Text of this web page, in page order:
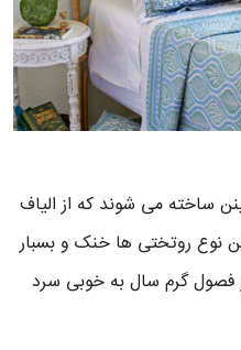
ساخته می شوند که از الیاف
نوع روتختی ها خنک و بسبار
فصول گرم سال به خوبی سرد